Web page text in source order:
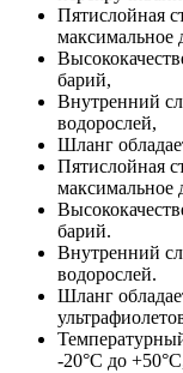
Пятислойная
максимальное
барий,
Внутренний
водорослей,
Шланг
Пятислойная
максимальное
барий.
Внутренний
водорослей.
Шланг
-20°С до